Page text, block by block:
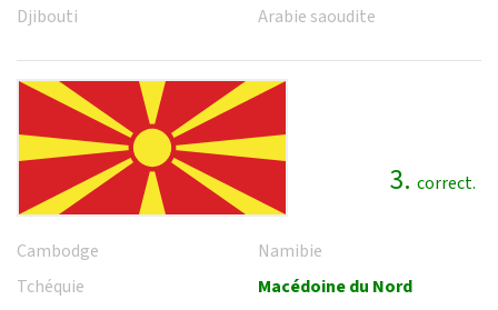
Djibouti
Arabie saoudite
3. correct.
Cambodge
Tchéquie
Namibie
Macédoine du Nord